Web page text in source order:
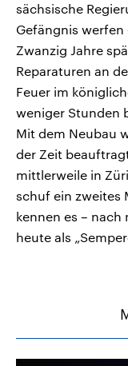
sächsische
Gefängnis
Zwanzig Jahre
Reparaturen an
Feuer im
weniger Stunden
Mit dem Neubau
der Zeit
mittlerweile in
schuf ein zweites
kennen es –
heute als